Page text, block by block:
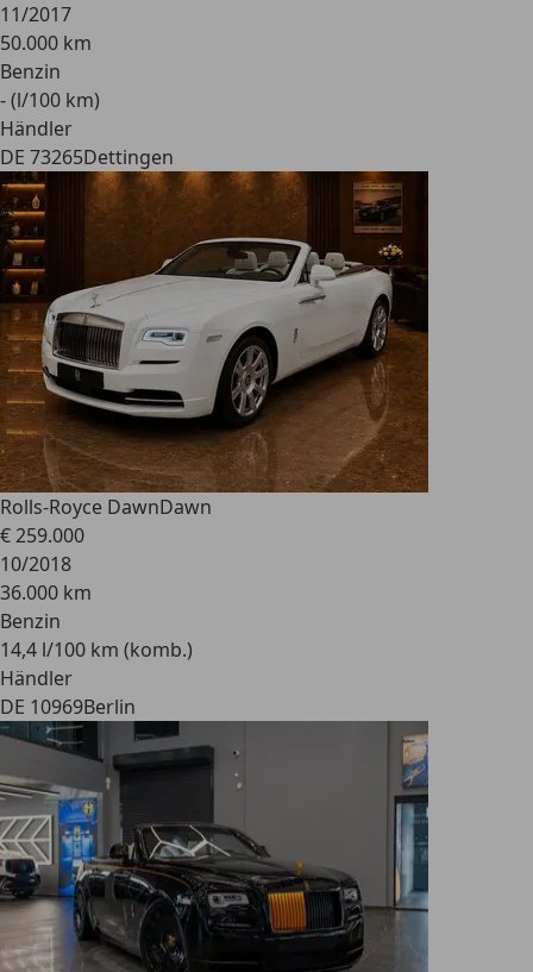
11/2017
50.000 km
Benzin
- (l/100 km)
Händler
DE 73265Dettingen
Rolls-Royce DawnDawn
€ 259.000
10/2018
36.000 km
Benzin
14,4 l/100 km (komb.)
Händler
DE 10969Berlin